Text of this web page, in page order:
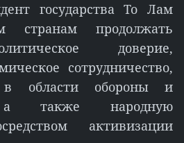
государства То Лам
странам продолжать
доверие,
сотрудничество,
в области обороны и
а также народную
активизации